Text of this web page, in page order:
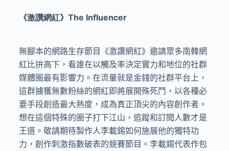
《激讚網紅》The Influencer
無腳本的網路生存節目《激讚網紅》邀請眾多南韓網
紅比拚高下，看誰在以觸及率決定實力和地位的社群
媒體圈最有影響力。在流量就是金錢的社群平台上，
這群擄獲無數粉絲的網紅即將展開殊死鬥，以各種必
要手段創造最大熱度，成為真正頂尖的內容創作者。
想在這個特殊的圈子打下江山，追蹤和訂閱人數才是
王道。敬請期待製作人李載錫如何施展他的獨特功
力，創作刺激指數破表的競賽節目。李載錫代表作包